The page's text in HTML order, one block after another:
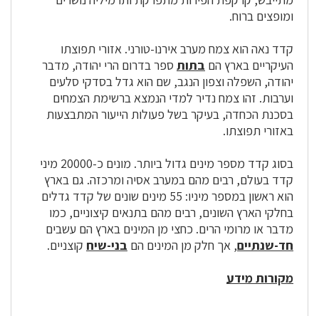
ומופצים ברוח.
קדד נאה הוא צמח מערב אירנו-טורני. אזורי תפוצתו
העיקריים בארץ הם בתות ספר בדרום הרי יהודה, מדבר
יהודה, השפלה וצפון הנגב, שם הוא גדל בסדקי סלעים
וערבות. זהו צמח נדיר למדי הנמצא ברשימת הצמחים
בסכנת הכחדה, בעיקר בשל פעולות הייעור המתבצעות
באזורי תפוצתו.
בסוג קדד מספר מינים גדול ביותר. מונים כ-20000 מיני
קדד בעולם, רבים מהם במערב אסיה ומרכזה. גם בארץ
הוא ראשון במספר מיניו: 55 מינים שונים של קדד גדלים
בחלקי הארץ השונים, רבים מהם בתנאים קיצוניים, כמו
מדבר או מרומי הרים. כחצי מן המינים בארץ הם עשבים
חד-שנתיים, אך חלק מן המינים הם בני-שיח קוצניים.
מקורות מידע